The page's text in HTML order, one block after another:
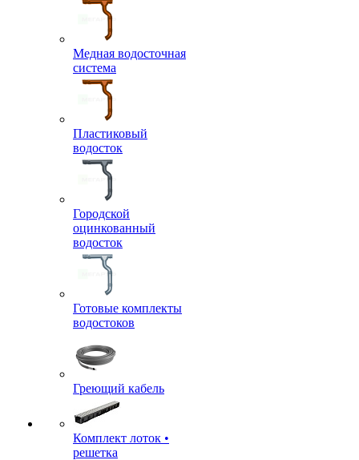
Медная водосточная
система
Пластиковый
водосток
Городской
оцинкованный
водосток
Готовые комплекты
водостоков
Греющий кабель
Комплект лоток •
решетка